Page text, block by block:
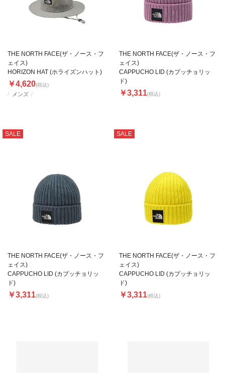
メンズ
THE NORTH FACE(ザ・ノース・フ
ェイス)
HORIZON HAT (ホライズンハット)
￥4,620(税込)
THE NORTH FACE(ザ・ノース・フ
ェイス)
CAPPUCHO LID (カプッチョリッ
ド)
￥3,311(税込)
SALE
THE NORTH FACE(ザ・ノース・フ
ェイス)
CAPPUCHO LID (カプッチョリッ
ド)
￥3,311(税込)
SALE
THE NORTH FACE(ザ・ノース・フ
ェイス)
CAPPUCHO LID (カプッチョリッ
ド)
￥3,311(税込)